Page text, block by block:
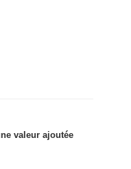
valeur ajoutée